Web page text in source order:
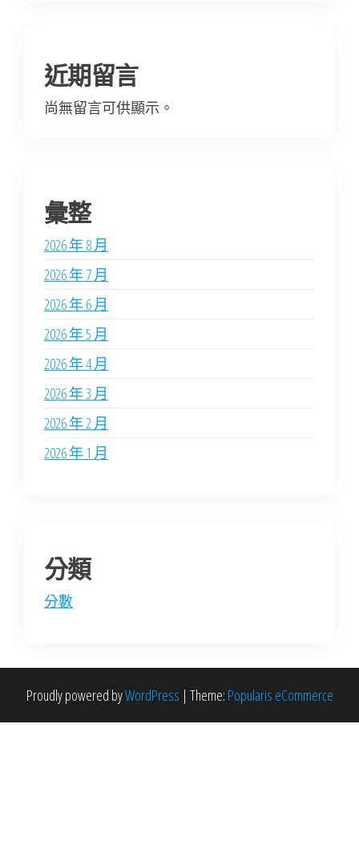
近期留言
尚無留言可供顯示。
彙整
2026 年 8 月
2026 年 7 月
2026 年 6 月
2026 年 5 月
2026 年 4 月
2026 年 3 月
2026 年 2 月
2026 年 1 月
分類
分數
Proudly powered byWordPress | Theme: Popularis eCommerce